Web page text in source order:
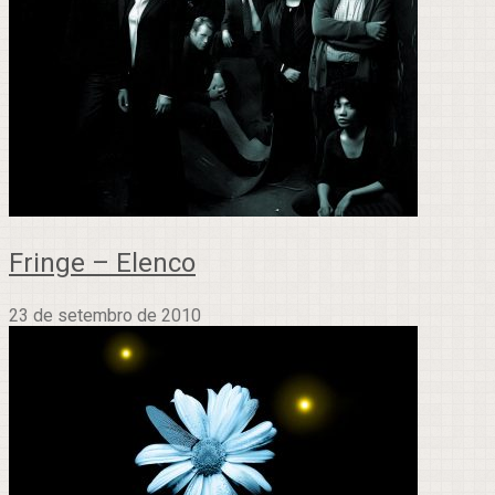
Fringe – Elenco
23 de setembro de 2010